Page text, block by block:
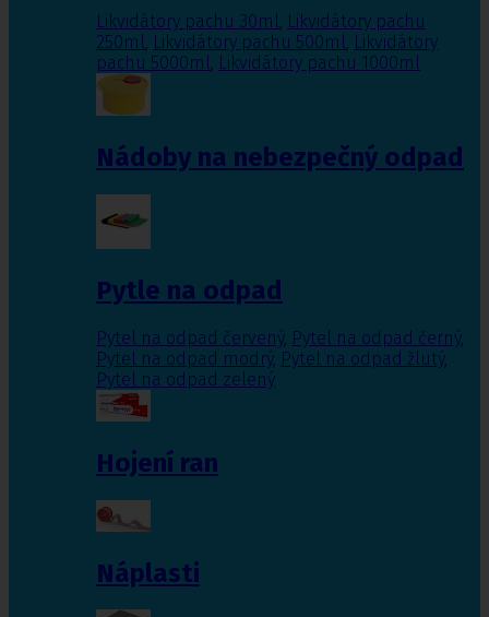
Likvidátory pachu 30ml, Likvidátory pachu
250ml, Likvidátory pachu 500ml, Likvidátory
pachu 5000ml, Likvidátory pachu 1000ml
Nádoby na nebezpečný odpad
Pytle na odpad
Pytel na odpad červený, Pytel na odpad černý,
Pytel na odpad modrý, Pytel na odpad žlutý,
Pytel na odpad zelený
Hojení ran
Náplasti